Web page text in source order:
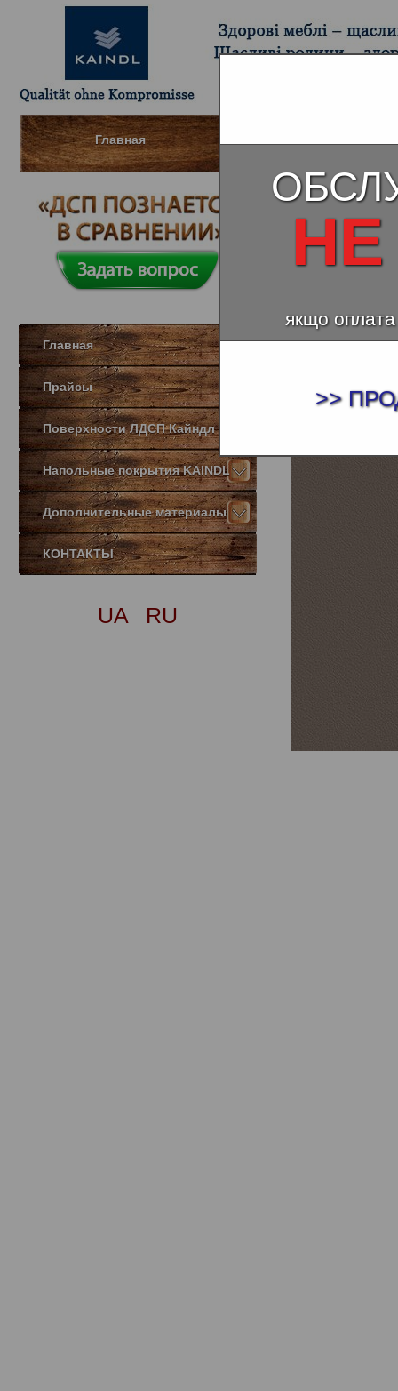
Главная
Главная
Прайсы
Поверхности ЛДСП Кайндл
Напольные покрытия KAINDL
Дополнительные материалы
КОНТАКТЫ
UA RU
Трюфель
ДСП
якщо
>>